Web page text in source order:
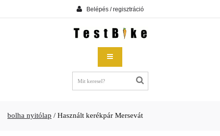
Belépés / regisztráció
bolha nyitólap / Használt kerékpár Mersevát